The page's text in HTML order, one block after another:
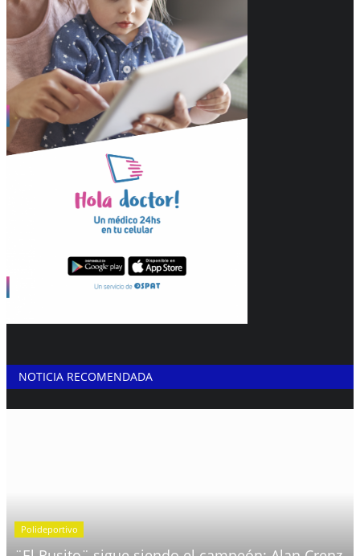
NOTICIA RECOMENDADA
Polideportivo